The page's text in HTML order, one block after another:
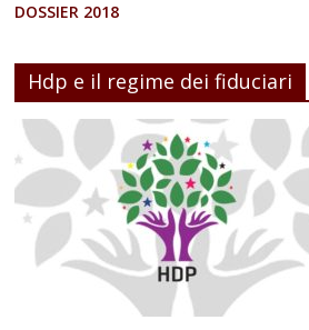
DOSSIER 2018
Hdp e il regime dei fiduciari